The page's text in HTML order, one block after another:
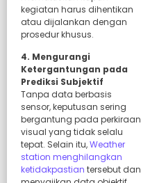
kegiatan harus dihentikan
atau dijalankan dengan
prosedur khusus.
4. Mengurangi
Ketergantungan pada
Prediksi Subjektif
Tanpa data berbasis
sensor, keputusan sering
bergantung pada perkiraan
visual yang tidak selalu
tepat. Selain itu,Weather
station menghilangkan
ketidakpastian tersebut dan